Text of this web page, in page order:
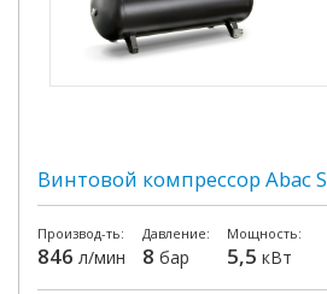
Винтовой компрессор Abac
Производ-ть:
846 л/мин
Давление:
8 бар
Мощность:
5,5 кВт